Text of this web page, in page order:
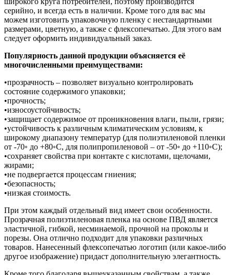
серийно, и всегда есть в наличии. Кроме того для вас мы
можем изготовить упаковочную пленку с нестандартными
размерами, цветную, а также с флексопечатью. Для этого вам
следует оформить индивидуальный заказ.
Популярность данной продукции объясняется её
многочисленными преимуществами:
•прозрачность – позволяет визуально контролировать
состояние содержимого упаковки;
•прочность;
•износоустойчивость;
•защищает содержимое от проникновения влаги, пыли, грязи;
•устойчивость к различным климатическим условиям, к
широкому диапазону температур (для полиэтиленовой пленки
от -70◦ до +80◦С, для полипропиленовой – от -50◦ до +110◦С);
•сохраняет свойства при контакте с кислотами, щелочами,
жирами;
•не подвергается процессам гниения;
•безопасность;
•низкая стоимость.
При этом каждый отдельный вид имеет свои особенности.
Прозрачная полиэтиленовая пленка на основе ПВД является
эластичной, гибкой, несминаемой, прочной на проколы и
порезы. Она отлично подходит для упаковки различных
товаров. Нанесенный флексопечатью логотип (или какое-либо
другое изображение) придаст дополнительную элегантность.